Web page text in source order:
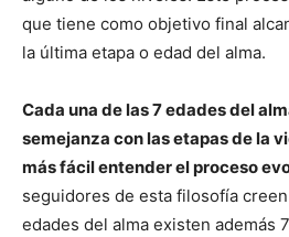
que tiene como objetivo final
la última etapa o edad del alma.
Cada una de las 7 edades del
semejanza con las etapas de la
más fácil entender el proceso
seguidores de esta filosofía
edades del alma existen además